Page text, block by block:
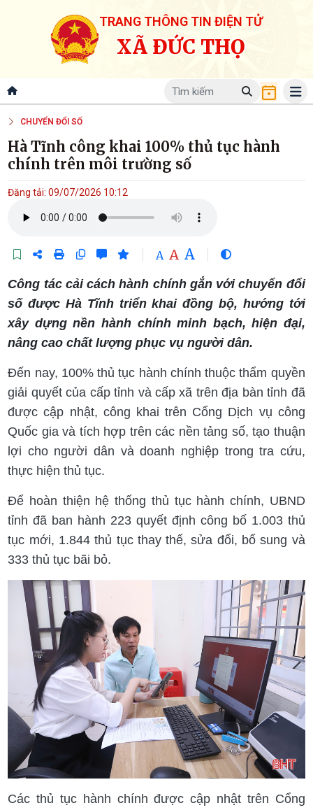
TRANG THÔNG TIN ĐIỆN TỬ
XÃ ĐỨC THỌ
CHUYỂN ĐỔI SỐ
Hà Tĩnh công khai 100% thủ tục hành
chính trên môi trường số
Đăng tải: 09/07/2026 10:12
A A A
Công tác cải cách hành chính gắn với chuyển đổi
số được Hà Tĩnh triển khai đồng bộ, hướng tới
xây dựng nền hành chính minh bạch, hiện đại,
nâng cao chất lượng phục vụ người dân.
Đến nay, 100% thủ tục hành chính thuộc thẩm quyền
giải quyết của cấp tỉnh và cấp xã trên địa bàn tỉnh đã
được cập nhật, công khai trên Cổng Dịch vụ công
Quốc gia và tích hợp trên các nền tảng số, tạo thuận
lợi cho người dân và doanh nghiệp trong tra cứu,
thực hiện thủ tục.
Để hoàn thiện hệ thống thủ tục hành chính, UBND
tỉnh đã ban hành 223 quyết định công bố 1.003 thủ
tục mới, 1.844 thủ tục thay thế, sửa đổi, bổ sung và
333 thủ tục bãi bỏ.
Các thủ tục hành chính được cập nhật trên Cổng